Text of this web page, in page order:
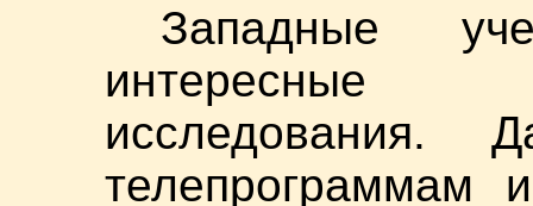
Западные
интересные
исследования.
телепрограммам